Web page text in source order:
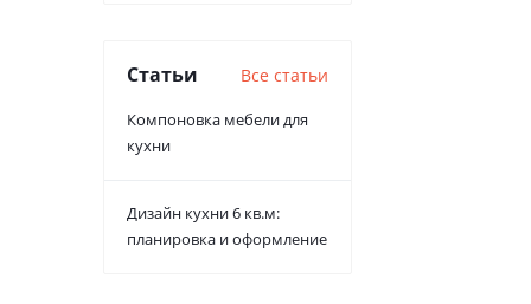
Статьи Все статьи
Компоновка мебели для
кухни
Дизайн кухни 6 кв.м:
планировка и оформление